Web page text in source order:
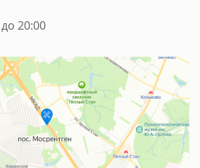
20:00